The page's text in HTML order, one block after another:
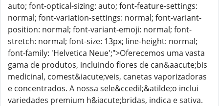
auto; font-optical-sizing: auto; font-feature-settings:
normal; font-variation-settings: normal; font-variant-
position: normal; font-variant-emoji: normal; font-
stretch: normal; font-size: 13px; line-height: normal;
font-family: 'Helvetica Neue';">Oferecemos uma vasta
gama de produtos, incluindo flores de can&aacute;bis
medicinal, comest&iacute;veis, canetas vaporizadoras
e concentrados. A nossa sele&ccedil;&atilde;o inclui
variedades premium h&iacute;bridas, indica e sativa.